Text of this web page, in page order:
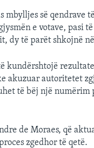
mbylljes së qendrave
e votave, pasi
dy të parët shkojnë
kundërshtojë
akuzuar autoritetet
të bëj një numërim
de Moraes, që
zgedhor të qetë.